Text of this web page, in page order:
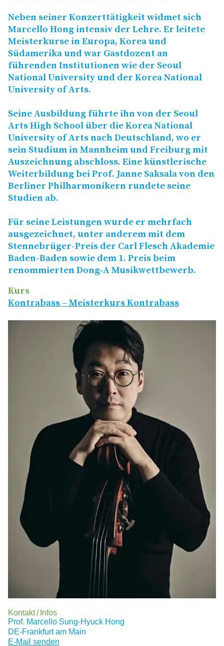
Neben seiner Konzerttätigkeit widmet sich
Marcello Hong intensiv der Lehre. Er leitete
Meisterkurse in Europa, Korea und
Südamerika und war Gastdozent an
führenden Institutionen wie der Seoul
National University und der Korea National
University of Arts.
Seine Ausbildung führte ihn von der Seoul
Arts High School über die Korea National
University of Arts nach Deutschland, wo er
sein Studium in Mannheim und Freiburg mit
Auszeichnung abschloss. Eine künstlerische
Weiterbildung bei Prof. Janne Saksala von den
Berliner Philharmonikern rundete seine
Studien ab.
Für seine Leistungen wurde er mehrfach
ausgezeichnet, unter anderem mit dem
Stennebrüger-Preis der Carl Flesch Akademie
Baden-Baden sowie dem 1. Preis beim
renommierten Dong‑A Musikwettbewerb.
Kurs
Kontrabass – Meisterkurs Kontrabass
Kontakt / Infos
Prof. Marcello Sung-Hyuck Hong
DE-Frankfurt am Main
E-Mail senden